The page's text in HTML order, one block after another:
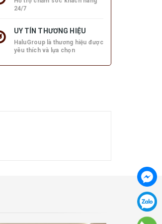
24/7
UY TÍN THƯƠNG HIỆU
HaluGroup là thương hiệu được
yêu thích và lựa chọn